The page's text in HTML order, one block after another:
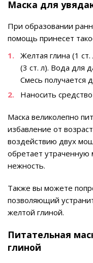
Маска для
При образовании
помощь принесет
Желтая глина (1
(3 ст. л). Вода для
Смесь получается
Наносить
Маска великолепно
избавление от
воздействию двух
обретает утраченную
нежность.
Также вы можете
позволяющий
желтой глиной.
Питательная
глиной